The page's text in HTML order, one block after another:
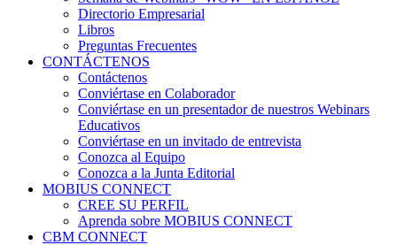
Directorio Empresarial
Libros
Preguntas Frecuentes
CONTÁCTENOS
Contáctenos
Conviértase en Colaborador
Conviértase en un presentador de nuestros Webinars
Educativos
Conviértase en un invitado de entrevista
Conozca al Equipo
Conozca a la Junta Editorial
MOBIUS CONNECT
CREE SU PERFIL
Aprenda sobre MOBIUS CONNECT
CBM CONNECT